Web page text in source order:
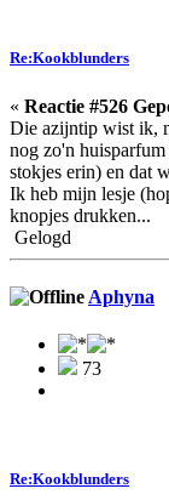
Re:Kookblunders
« Reactie #526
Die azijntip wist ik,
nog zo'n
stokjes erin) en dat
Ik heb mijn lesje
knopjes drukken...
Gelogd
Aphyna
73
Re:Kookblunders